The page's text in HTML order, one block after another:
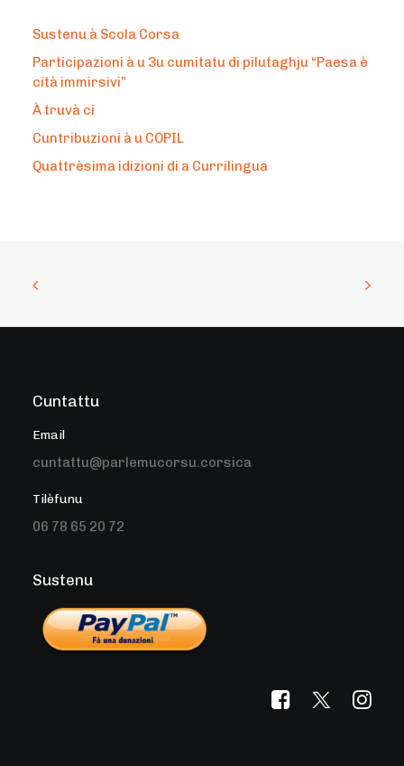
Sustenu à Scola Corsa
Participazioni à u 3u cumitatu di pilutaghju “Paesa è
cità immirsivi”
À truvà ci
Cuntribuzioni à u COPIL
Quattrèsima idizioni di a Currilingua
Cuntattu
Email
cuntattu@parlemucorsu.corsica
Tilèfunu
06 78 65 20 72
Sustenu